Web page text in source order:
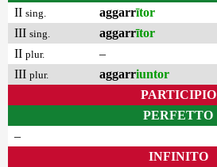
II sing. aggarrītor
III sing. aggarrītor
II plur.
–
III plur. aggarriuntor
PARTICIPIO
PERFETTO
–
INFINITO